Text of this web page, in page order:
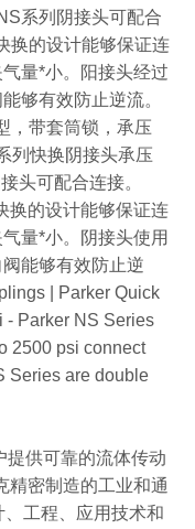
系列阴接头可配合
换的设计能够保证连
量*小。阳接头经过
够有效防止逆流。
，带套筒锁，承压
列快换阴接头承压
头可配合连接。
换的设计能够保证连
量*小。阴接头使用
能够有效防止逆
| Parker Quick
- Parker NS Series
2500 psi connect
Series are double
提供可靠的流体传动
精密制造的工业和通
工程、应用技术和